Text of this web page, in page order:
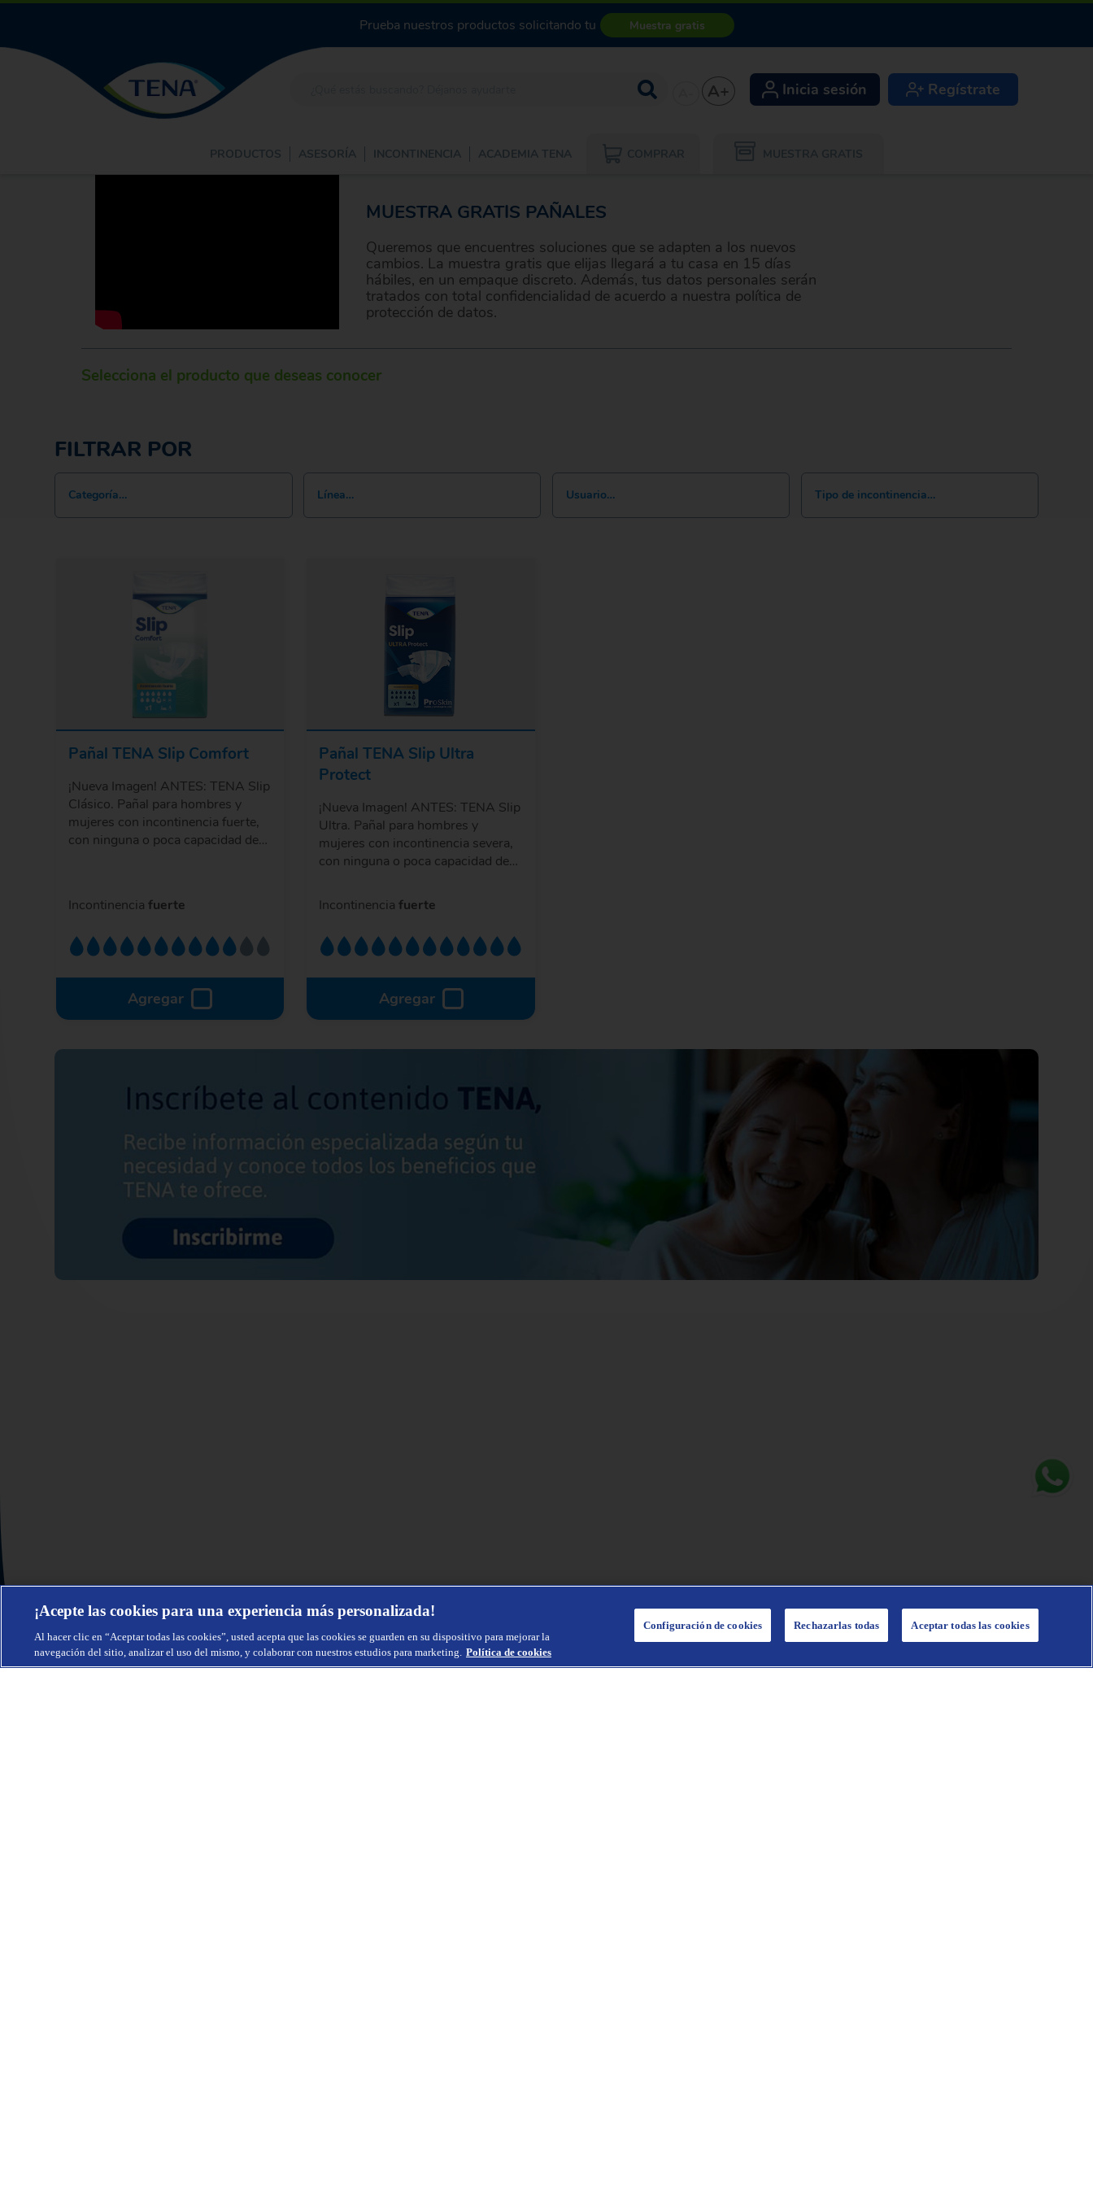
Prueba nuestros productos solicitando tu Muestra gratis
A+ Inicia sesión Regístrate
PRODUCTOS ASESORÍA INCONTINENCIA ACADEMIA TENA COMPRAR MUESTRA GRATIS
MUESTRA GRATIS PAÑALES
Queremos que encuentres soluciones que se adapten a los nuevos
cambios. La muestra gratis que elijas llegará a tu casa en 15 días
hábiles, en un empaque discreto. Además, tus datos personales serán
tratados con total confidencialidad de acuerdo a nuestra política de
protección de datos.
Selecciona el producto que deseas conocer
FILTRAR POR
Categoría… Línea… Usuario… Tipo de incontinencia…
Pañal TENA Slip Comfort
¡Nueva Imagen! ANTES: TENA Slip
Clásico. Pañal para hombres y
mujeres con incontinencia fuerte,
con ninguna o poca capacidad de
Incontinencia fuerte
Agregar
Pañal TENA Slip Ultra
Protect
¡Nueva Imagen! ANTES: TENA Slip
Ultra. Pañal para hombres y
mujeres con incontinencia severa,
con ninguna o poca capacidad de
cuidador. Disponible en tallas S, M,
L y XL.
Incontinenciafuerte
Agregar
¡Acepte las cookies para una experiencia más personalizada!
Al hacer clic en “Aceptar todas las cookies”, usted acepta que las cookies se guarden en su dispositivo para mejorar la
navegación del sitio, analizar el uso del mismo, y colaborar con nuestros estudios para marketing. Política de cookies
Configuración de cookies Rechazarlas todas Aceptar todas las cookies